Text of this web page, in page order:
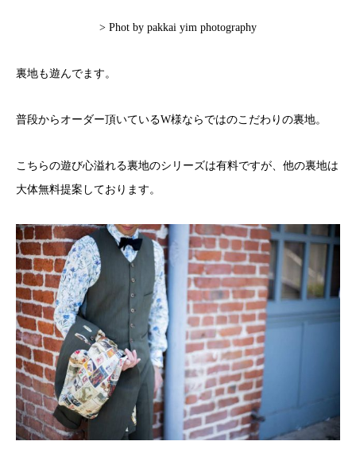
> Phot by pakkai yim photography
裏地も遊んでます。
普段からオーダー頂いているW様ならではのこだわりの裏地。
こちらの遊び心溢れる裏地のシリーズは有料ですが、他の裏地は
大体無料提案しております。